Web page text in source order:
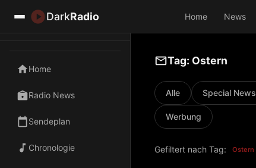
DarkRadio Home News
Home
Radio News
Sendeplan
Chronologie
Tag: Ostern
Alle Special News
Werbung
Gefiltert nach Tag: Ostern